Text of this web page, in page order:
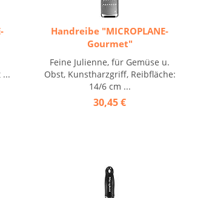
...
Handreibe "MICROPLANE-
Gourmet"
Feine Julienne, für Gemüse u.
Obst, Kunstharzgriff, Reibfläche:
14/6 cm ...
30,45 €